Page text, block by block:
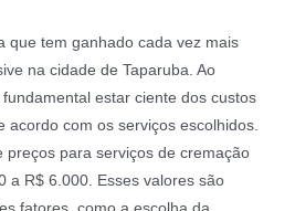
que tem ganhado cada vez mais
na cidade de Taparuba. Ao
estar ciente dos custos
acordo com os serviços escolhidos.
preços para serviços de cremação
a R$ 6.000. Esses valores são